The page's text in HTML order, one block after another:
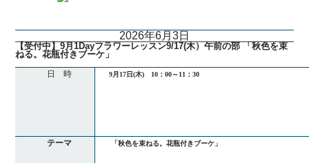
2026年6月3日
【受付中】9月1Dayフラワーレッスン9/17(木）午前の部 「秋色を束
ねる。花瓶付きブーケ」
日 時 9月17日(木) 10：00～11：30
テーマ 「秋色を束ねる。花瓶付きブーケ」